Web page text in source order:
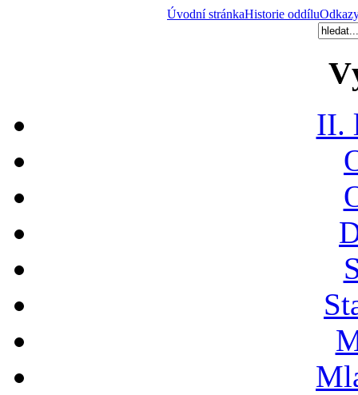
Úvodní stránkaHistorie oddílu
II.